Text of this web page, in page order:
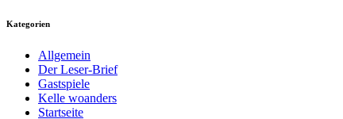
Kategorien
Allgemein
Der Leser-Brief
Gastspiele
Kelle woanders
Startseite